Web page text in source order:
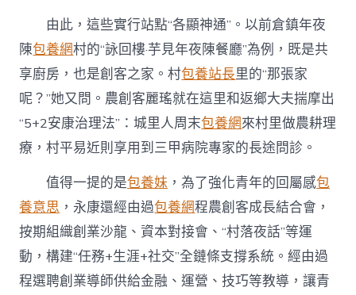
由此，這些實行站點“各顯神通”。以前倉鎮年夜
陳包養網村的“詠回樓·芋見年夜陳餐廳”為例，既是共
享廚房，也是創客之家。村包養站長里的“那張家
呢？”她又問。農創客麗瑤就在這里和返鄉大夫揣摩出
“5+2安康治理法”：城里人周末包養網來村里做農耕理
療，村平易近則享用到三甲病院專家的長途問診。
值得一提的是包養妹 ，為了強化青年的回屬感包
養意思 ，永康還經由過包養網程農創客成長結合會，
按期組織創業沙龍、資本對接會、“村落夜話”等運
動，構建“任務+生涯+社交”全鏈條支撐系統。經由過
程選聘創業導師供給金融、運營、技巧等教導，讓青